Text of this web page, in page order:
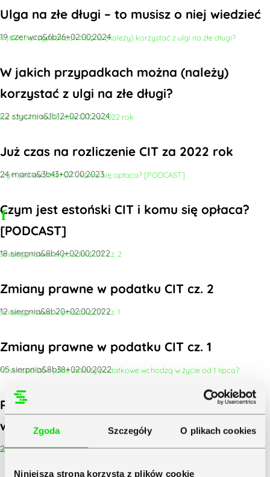
Zgoda Szczegóły O plikach cookies
Niniejsza strona korzysta z plików cookie
Ulga na złe długi – to musisz o niej wiedzieć
19 czerwca&6b26+02:00;2024
W jakich przypadkach można (należy)
korzystać z ulgi na złe długi?
22 stycznia&1b12+02:00;2024
Już czas na rozliczenie CIT za 2022 rok
24 marca&3b43+02:00;2023
Czym jest estoński CIT i komu się opłaca?
[PODCAST]
18 sierpnia&8b40+02:00;2022
Zmiany prawne w podatku CIT cz. 2
12 sierpnia&8b20+02:00;2022
Zmiany prawne w podatku CIT cz. 1
05 sierpnia&8b38+02:00;2022
Polski Ład 2.0 – jakie zmiany podatkowe
wchodzą w życie od 1 lipca?
29 czerwca&6b03+02:00;2022